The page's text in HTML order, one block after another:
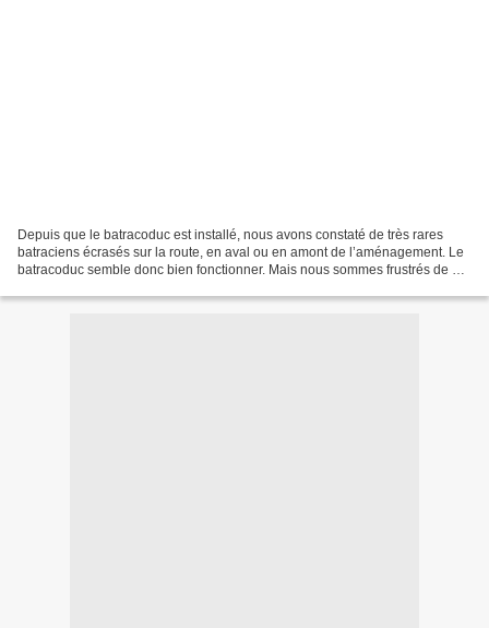
Depuis que le batracoduc est installé, nous avons constaté de très rares
batraciens écrasés sur la route, en aval ou en amont de l’aménagement. Le
batracoduc semble donc bien fonctionner. Mais nous sommes frustrés de ne